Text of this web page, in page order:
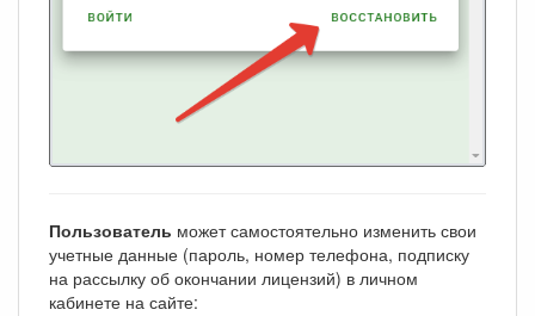
Пользователь может самостоятельно изменить свои
учетные данные (пароль, номер телефона, подписку
на рассылку об окончании лицензий) в личном
кабинете на сайте: